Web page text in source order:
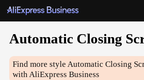
Automatic Closing
Find more styleAutomatic Closing
with AliExpress Business